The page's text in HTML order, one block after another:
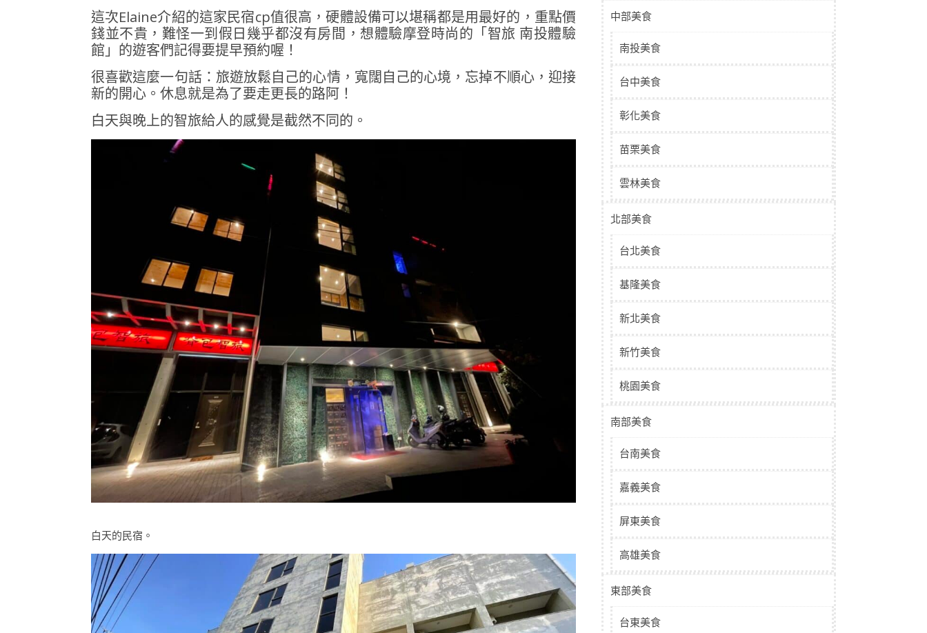
這次Elaine介紹的這家民宿cp值很高，硬體設備可以堪稱都是用最好的，重點價
錢並不貴，難怪一到假日幾乎都沒有房間，想體驗摩登時尚的「智旅 南投體驗
館」的遊客們記得要提早預約喔！
很喜歡這麼一句話：旅遊放鬆自己的心情，寬闊自己的心境，忘掉不順心，迎接
新的開心。休息就是為了要走更長的路阿！
白天與晚上的智旅給人的感覺是截然不同的。
白天的民宿。
中部美食
南投美食
台中美食
彰化美食
苗栗美食
雲林美食
北部美食
台北美食
基隆美食
新北美食
新竹美食
桃園美食
南部美食
台南美食
嘉義美食
屏東美食
高雄美食
東部美食
台東美食